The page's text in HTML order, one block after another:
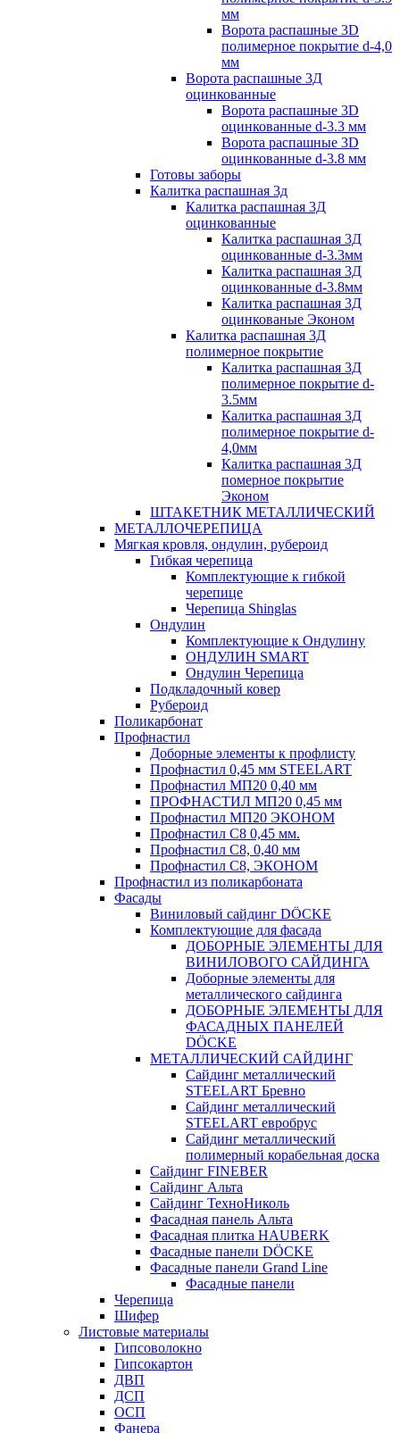
мм
Ворота распашные 3D
полимерное покрытие d-4,0
мм
Ворота распашные 3Д
оцинкованные
Ворота распашные 3D
оцинкованные d-3.3 мм
Ворота распашные 3D
оцинкованные d-3.8 мм
Готовы заборы
Калитка распашная 3д
Калитка распашная 3Д
оцинкованные
Калитка распашная 3Д
оцинкованные d-3.3мм
Калитка распашная 3Д
оцинкованные d-3.8мм
Калитка распашная 3Д
оцинкованые Эконом
Калитка распашная 3Д
полимерное покрытие
Калитка распашная 3Д
полимерное покрытие d-
3.5мм
Калитка распашная 3Д
полимерное покрытие d-
4,0мм
Калитка распашная 3Д
померное покрытие
Эконом
ШТАКЕТНИК МЕТАЛЛИЧЕСКИЙ
МЕТАЛЛОЧЕРЕПИЦА
Мягкая кровля, ондулин, рубероид
Гибкая черепица
Комплектующие к гибкой
черепице
Черепица Shinglas
Ондулин
Комплектующие к Ондулину
ОНДУЛИН SMART
Ондулин Черепица
Подкладочный ковер
Рубероид
Поликарбонат
Профнастил
Доборные элементы к профлисту
Профнастил 0,45 мм STEELART
Профнастил МП20 0,40 мм
ПРОФНАСТИЛ МП20 0,45 мм
Профнастил МП20 ЭКОНОМ
Профнастил С8 0,45 мм.
Профнастил С8, 0,40 мм
Профнастил С8, ЭКОНОМ
Профнастил из поликарбоната
Фасады
Виниловый сайдинг DÖCKE
Комплектующие для фасада
ДОБОРНЫЕ ЭЛЕМЕНТЫ ДЛЯ
ВИНИЛОВОГО САЙДИНГА
Доборные элементы для
металлического сайдинга
ДОБОРНЫЕ ЭЛЕМЕНТЫ ДЛЯ
ФАСАДНЫХ ПАНЕЛЕЙ
DÖCKE
МЕТАЛЛИЧЕСКИЙ САЙДИНГ
Сайдинг металлический
STEELART Бревно
Сайдинг металлический
STEELART евробрус
Сайдинг металлический
полимерный корабельная доска
Сайдинг FINEBER
Сайдинг Альта
Сайдинг ТехноНиколь
Фасадная панель Альта
Фасадная плитка HAUBERK
Фасадные панели DÖCKE
Фасадные панели Grand Line
Фасадные панели
Черепица
Шифер
Листовые материалы
Гипсоволокно
Гипсокартон
ДВП
ДСП
ОСП
Фанера